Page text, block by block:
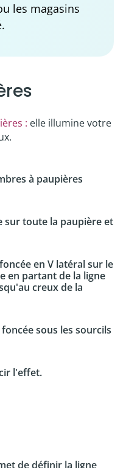
les magasins
: elle illumine votre
à paupières
sur toute la paupière et
en V latéral sur le
en partant de la ligne
creux de la
sous les sourcils
l'effet.
de définir la ligne